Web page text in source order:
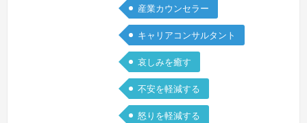
を感じたのを覚えています。今、どんな
お気持…
続きを見る »
産業カウンセラー
キャリアコンサルタント
哀しみを癒す
不安を軽減する
怒りを軽減する